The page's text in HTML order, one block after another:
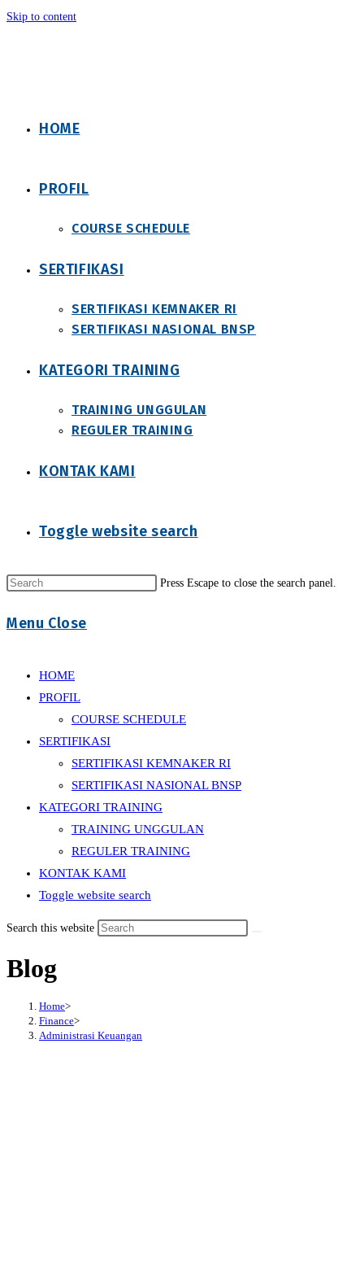
Skip to content
HOME
PROFIL
COURSE SCHEDULE
SERTIFIKASI
SERTIFIKASI KEMNAKER RI
SERTIFIKASI NASIONAL BNSP
KATEGORI TRAINING
TRAINING UNGGULAN
REGULER TRAINING
KONTAK KAMI
Toggle website search
Press Escape to close the search panel.
Menu Close
HOME
PROFIL
COURSE SCHEDULE
SERTIFIKASI
SERTIFIKASI KEMNAKER RI
SERTIFIKASI NASIONAL BNSP
KATEGORI TRAINING
TRAINING UNGGULAN
REGULER TRAINING
KONTAK KAMI
Toggle website search
Search this website
Blog
Home>
Finance>
Administrasi Keuangan